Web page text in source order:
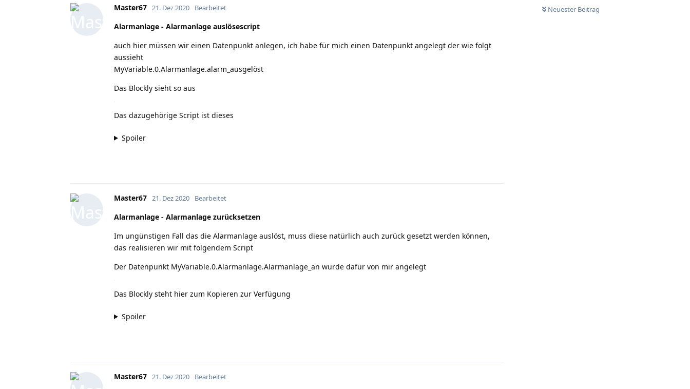
Neuester Beitrag
Master67 21. Dez 2020 Bearbeitet
Alarmanlage - Alarmanlage auslösescript
auch hier müssen wir einen Datenpunkt anlegen, ich habe für mich einen Datenpunkt angelegt der wie folgt
aussieht
MyVariable.0.Alarmanlage.alarm_ausgelöst
Das Blockly sieht so aus
Das dazugehörige Script ist dieses
Spoiler
Master67 21. Dez 2020 Bearbeitet
Alarmanlage - Alarmanlage zurücksetzen
Im ungünstigen Fall das die Alarmanlage auslöst, muss diese natürlich auch zurück gesetzt werden können,
das realisieren wir mit folgendem Script
Der Datenpunkt MyVariable.0.Alarmanlage.Alarmanlage_an wurde dafür von mir angelegt
Das Blockly steht hier zum Kopieren zur Verfügung
Spoiler
Master67 21. Dez 2020 Bearbeitet